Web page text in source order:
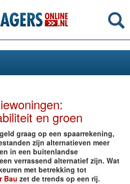
en groen
graag op een spaarrekening,
zijn alternatieven meer
in een buitenlandse
verrassend alternatief zijn. Wat
met betrekking tot
Bau zet de trends op een rij.